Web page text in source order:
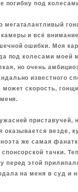
погибну под
мегаталантливый
и всё
ошибки. Моя
под колесами моей
но очень
известного
может скорость,
приставучей,
оказывается везде,
же самая
спонсорской тачки.
перед этой
на меня в суд и